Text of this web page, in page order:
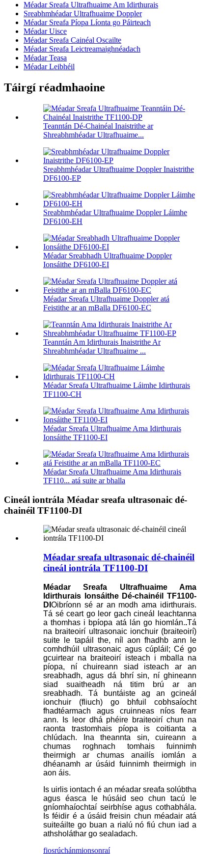
Méadar Sreafa Ultrafhuaime Am Idirthurais
Sreabhmhéadar Ultrafhuaime Doppler
Méadar Sreafa Píopa Líonta go Páirteach
Méadar Uisce
Méadar Sreafa Cainéal Oscailte
Méadar Sreafa Leictreamaighnéadach
Méadar Teasa
Méadar Leibhéil
Táirgí réadmhaoine
Teanntán Dé-Chainéal Inaistrithe ar
Shreabhmhéadar Ultrafhuaime...
Sreabhmhéadar Ultrafhuaime Doppler Inaistrithe
DF6100-EP
Sreabhmhéadar Ultrafhuaime Doppler Láimhe
DF6100-EH
Méadar Sreabhadh Ultrafhuaime Doppler
Ionsáithe DF6100-EI
Méadar Sreafa Ultrafhuaime Doppler atá
Feistithe ar an mBalla DF6100-EC
Teanntán Am Idirthurais Inaistrithe Ar
Shreabhmhéadar Ultrafhuaime ...
Méadar Sreafa Ultrafhuaime Láimhe Idirthurais
TF1100-CH
Méadar Sreafa Ultrafhuaime Ama Idirthurais
Ionsáithe TF1100-EI
Méadar Sreafa Ultrafhuaime Ama Idirthurais
TF110... atá suite ar bhalla
Cineál iontrála Méadar sreafa ultrasonaic dé-
chainéil TF1100-DI
Méadar sreafa ultrasonaic dé-chainéil
cineál iontrála TF1100-DI
Méadar Sreafa Ultrafhuaime Ama
Idirthurais Ionsáithe Dé-chainéil TF1100-
DI Oibríonn sé ar an modh ama idirthurais.
Tá sé ceart go leor gach cineál leachtanna
a thomhas i bpíopa atá lán go hiomlán..Tá
na braiteoirí ultrasonaic ionchuir (braiteoirí)
suite le tapáil the, níl aon fhadhb ann le
comhdhúil ultrasonaic agus cúpláil; Cé go
gcuirtear na braiteoirí isteach i mballa na
píopa, ní chuireann siad isteach ar an
sreabhadh, agus dá bhrí sin, ní ghineann
siad suaitheadh ​​ná titim brú ar an
sreabhadh. Tá buntáiste ag an gcineál
ionchuir (fliuch) go bhfuil cobhsaíocht
fhadtéarmach agus cruinneas níos fearr
ann. Is leor dhá phéire braiteoirí chun na
raonta trastomhais píopa is coitianta a
chlúdach. Ina theannta sin, cuireann a
chumas roghnach tomhais fuinnimh
theirmigh ar chumas anailís iomlán a
dhéanamh ar úsáid fuinnimh theirmigh in
aon áis.
Is uirlis iontach é an méadar sreafa solúbtha
agus éasca le húsáid seo chun tacú le
gníomhaíochtaí seirbhíse agus cothabhála.
Is féidir é a úsáid freisin chun méadair atá
suiteáilte go buan a rialú nó fiú chun iad a
athsholáthar go sealadach.
fiosrúchánmionsonraí